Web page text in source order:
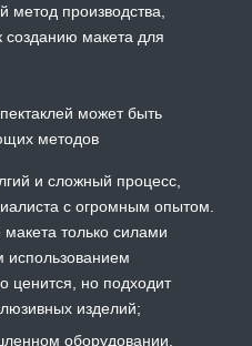
метод производства,
созданию макета для
может быть
методов
и сложный процесс,
с огромным опытом.
только силами
ценится, но подходит
изделий;
оборудовании.